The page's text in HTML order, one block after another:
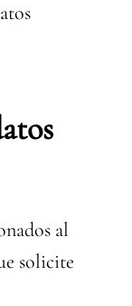
al
solicite